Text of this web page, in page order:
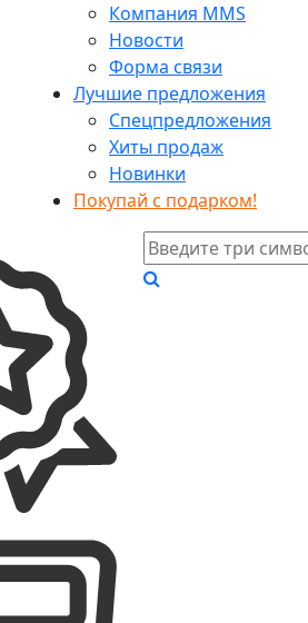
Компания MMS
Новости
Форма связи
Лучшие предложения
Спецпредложения
Хиты продаж
Новинки
Покупай с подарком!